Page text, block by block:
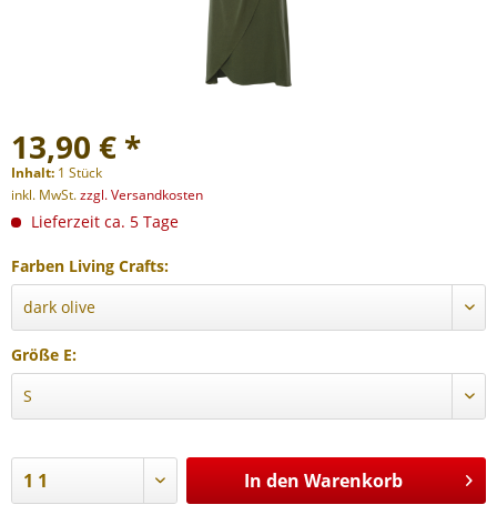
13,90 € *
Inhalt: 1 Stück
inkl. MwSt.zzgl. Versandkosten
Lieferzeit ca. 5 Tage
Farben Living Crafts:
Größe E:
In den Warenkorb